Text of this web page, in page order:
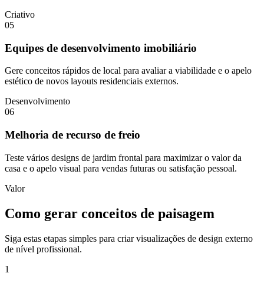
Criativo
05
Equipes de desenvolvimento imobiliário
Gere conceitos rápidos de local para avaliar a viabilidade e o apelo
estético de novos layouts residenciais externos.
Desenvolvimento
06
Melhoria de recurso de freio
Teste vários designs de jardim frontal para maximizar o valor da
casa e o apelo visual para vendas futuras ou satisfação pessoal.
Valor
Como gerar conceitos de paisagem
Siga estas etapas simples para criar visualizações de design externo
de nível profissional.
1